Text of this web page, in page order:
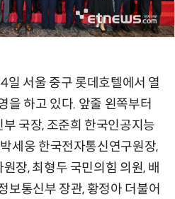
일 서울 중구 롯데호텔에서 열
을 하고 있다. 앞줄 왼쪽부터
국장, 조준희 한국인공지능
세웅 한국전자통신연구원장,
장, 최형두 국민의힘 의원, 배
보통신부 장관, 황정아 더불어